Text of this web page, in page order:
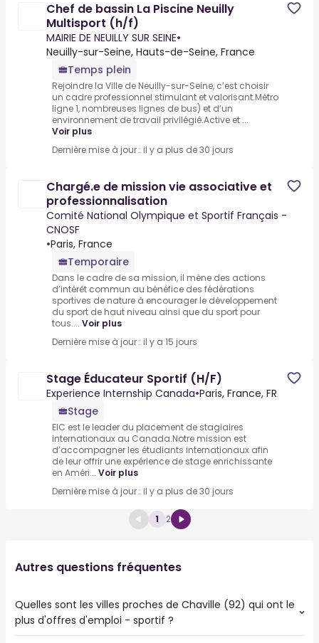
Chef de bassin La Piscine Neuilly
Multisport (h/f)
MAIRIE DE NEUILLY SUR SEINE•
Neuilly-sur-Seine, Hauts-de-Seine, France
Temps plein
Rejoindre la Ville de Neuilly-sur-Seine, c’est choisir
un cadre professionnel stimulant et valorisant.Métro
ligne 1, nombreuses lignes de bus) et d’un
environnement de travail privilégié.Active et ...
Voir plus
Dernière mise à jour : il y a plus de 30 jours
Chargé.e de mission vie associative et
professionnalisation
Comité National Olympique et Sportif Français -
CNOSF
•Paris, France
Temporaire
Dans le cadre de sa mission, il mène des actions
d’intérêt commun au bénéfice des fédérations
sportives de nature à encourager le développement
du sport de haut niveau ainsi que du sport pour
tous.... Voir plus
Dernière mise à jour : il y a 15 jours
Stage Éducateur Sportif (H/F)
Experience Internship Canada•Paris, France, FR
Stage
EIC est le leader du placement de stagiaires
internationaux au Canada.Notre mission est
d’accompagner les étudiants internationaux afin
de leur offrir une expérience de stage enrichissante
en Améri... Voir plus
Dernière mise à jour : il y a plus de 30 jours
1 2
Autres questions fréquentes
Quelles sont les villes proches de Chaville (92) qui ont le
plus d'offres d'emploi - sportif ?